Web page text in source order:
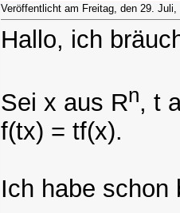
Veröffentlicht am Freitag, den 29.
Hallo, ich
Sei x aus Rn, t
f(tx) = tf(x).
Ich habe schon